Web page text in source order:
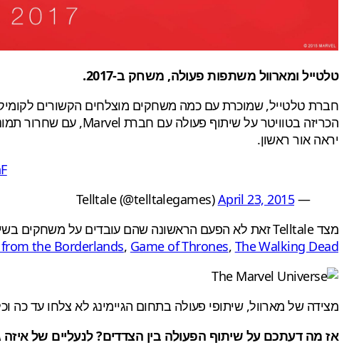
טלטייל ומארוול משתפות פעולה, משחק ב-2017.
חברת טלטייל, שמוכרת עם כמה משחקים מוצלחים הקשורים
יראה אור ראשון.
— Telltale (@telltalegames)
April 23, 2015
מצד Telltale זאת לא הפעם הראשונה שהם עובדים על משחקים בשיתוף פעולה עם חברות אחרות, אך גם דרך שיתופי פעולה אלו קיבלנו משחקים לא רעים ואף מצויינים, כמו:
from the Borderlands, Game of Thrones, The Walking Dead
מצידה של מארוול, שיתופי פעולה בתחום הגיימינג לא צלחו עד כה
אז מה דעתכם על שיתוף הפעולה בין הצדדים? לנעליים של איזה